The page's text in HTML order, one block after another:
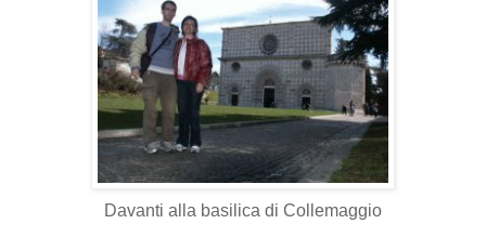
Davanti alla basilica di Collemaggio